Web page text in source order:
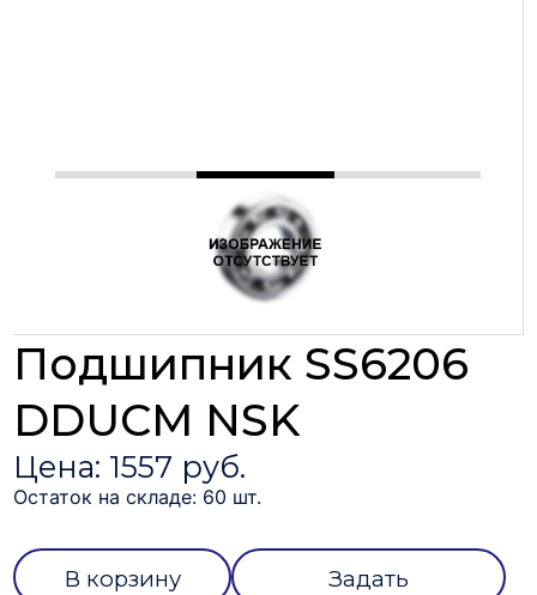
Подшипник SS6206
DDUCM NSK
Цена: 1557 руб.
Остаток на складе: 60 шт.
В корзину
Задать